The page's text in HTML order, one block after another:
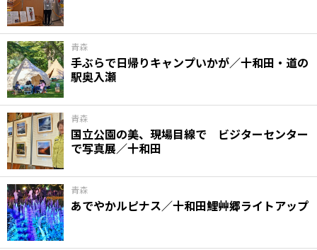
青森
手ぶらで日帰りキャンプいかが／十和田・道の
駅奥入瀬
青森
国立公園の美、現場目線で ビジターセンター
で写真展／十和田
青森
あでやかルピナス／十和田鯉艸郷ライトアップ